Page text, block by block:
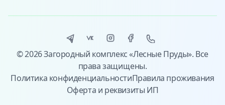
© 2026 Загородный комплекс «Лесные Пруды». Все
права защищены.
Политика конфиденциальностиПравила проживания
Оферта и реквизиты ИП